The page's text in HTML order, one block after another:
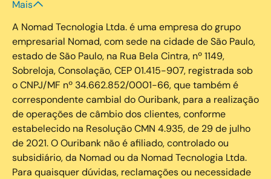
Mais
A Nomad Tecnologia Ltda. é uma empresa do grupo
empresarial Nomad, com sede na cidade de São Paulo,
estado de São Paulo, na Rua Bela Cintra, nº 1149,
Sobreloja, Consolação, CEP 01.415-907, registrada sob
o CNPJ/MF nº 34.662.852/0001-66, que também é
correspondente cambial do Ouribank, para a realização
de operações de câmbio dos clientes, conforme
estabelecido na Resolução CMN 4.935, de 29 de julho
de 2021. O Ouribank não é afiliado, controlado ou
subsidiário, da Nomad ou da Nomad Tecnologia Ltda.
Para quaisquer dúvidas, reclamações ou necessidade